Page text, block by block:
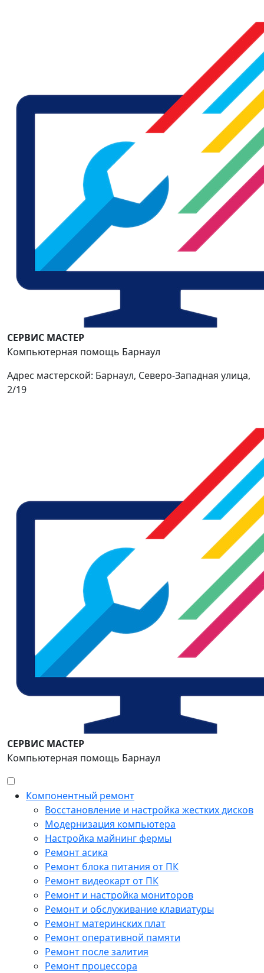
СЕРВИС МАСТЕР
Компьютерная помощь Барнаул
Адрес мастерской: Барнаул, Северо-Западная улица,
2/19
СЕРВИС МАСТЕР
Компьютерная помощь Барнаул
Компонентный ремонт
Восстановление и настройка жестких дисков
Модернизация компьютера
Настройка майнинг фермы
Ремонт асика
Ремонт блока питания от ПК
Ремонт видеокарт от ПК
Ремонт и настройка мониторов
Ремонт и обслуживание клавиатуры
Ремонт материнских плат
Ремонт оперативной памяти
Ремонт после залития
Ремонт процессора